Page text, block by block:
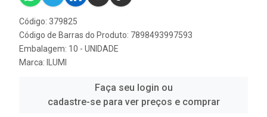
Código: 379825
Código de Barras do Produto: 7898493997593
Embalagem: 10 - UNIDADE
Marca:
ILUMI
Faça seu login ou
cadastre-se para ver preços e comprar